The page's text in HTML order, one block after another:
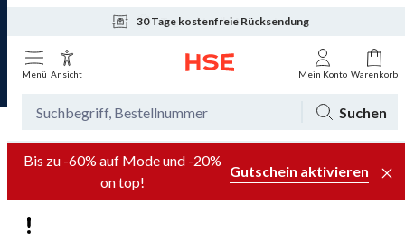
30 Tage kostenfreie Rücksendung
Tagesaktuelle Angebote
Menü Ansicht Mein Konto Warenkorb
Suchen
Bis zu -60% auf Mode und -20%
on top!
Gutschein aktivieren